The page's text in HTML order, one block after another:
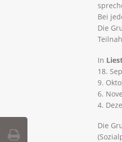
Bei
Die
In
18.
9.
6.
4.
Die